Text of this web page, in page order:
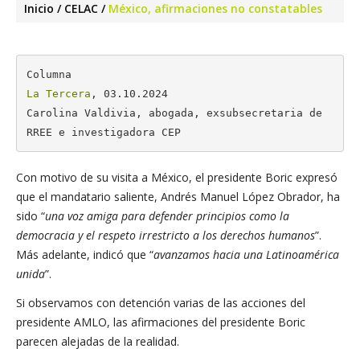
Inicio CELAC México, afirmaciones no constatables
La Tercera , 03.10.2024
Carolina Valdivia, abogada, exsubsecretaria de
RREE e investigadora CEP
Con motivo de su visita a México, el presidente Boric expresó
que el mandatario saliente, Andrés Manuel López Obrador, ha
sido “una voz amiga para defender principios como la
democracia y el respeto irrestricto a los derechos humanos”.
Más adelante, indicó que “avanzamos hacia una Latinoamérica
unida”.
Si observamos con detención varias de las acciones del
presidente AMLO, las afirmaciones del presidente Boric
parecen alejadas de la realidad.